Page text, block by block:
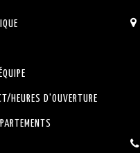
HEURES D'OUVERTURE